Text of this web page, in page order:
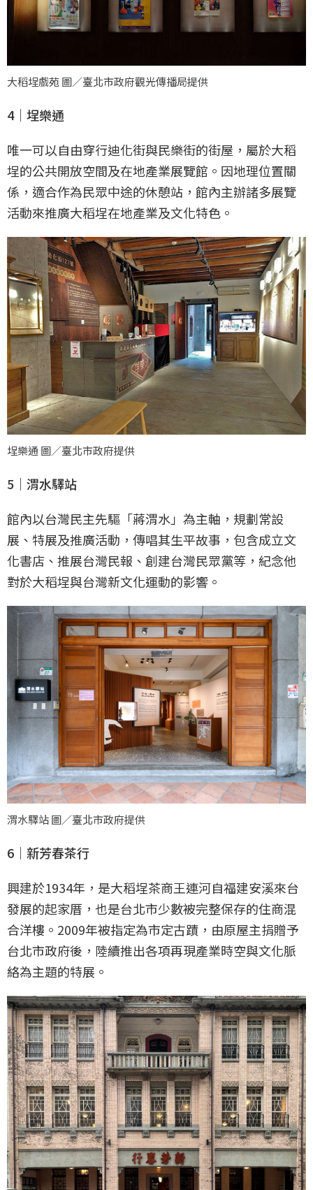
大稻埕戲苑 圖／臺北市政府觀光傳播局提供
4｜埕樂通
唯一可以自由穿行迪化街與民樂街的街屋，屬於大稻
埕的公共開放空間及在地產業展覽館。因地理位置關
係，適合作為民眾中途的休憩站，館內主辦諸多展覽
活動來推廣大稻埕在地產業及文化特色。
埕樂通 圖／臺北市政府提供
5｜渭水驛站
館內以台灣民主先驅「蔣渭水」為主軸，規劃常設
展、特展及推廣活動，傳唱其生平故事，包含成立文
化書店、推展台灣民報、創建台灣民眾黨等，紀念他
對於大稻埕與台灣新文化運動的影響。
渭水驛站 圖／臺北市政府提供
6｜新芳春茶行
興建於1934年，是大稻埕茶商王連河自福建安溪來台
發展的起家厝，也是台北市少數被完整保存的住商混
合洋樓。2009年被指定為市定古蹟，由原屋主捐贈予
台北市政府後，陸續推出各項再現產業時空與文化脈
絡為主題的特展。